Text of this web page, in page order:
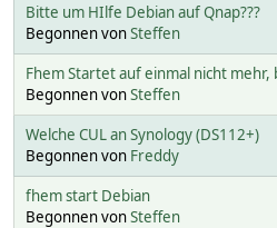
Bitte um HIlfe Debian auf Qnap???
Begonnen vonSteffen
Fhem Startet auf einmal nicht
Begonnen vonSteffen
Welche CUL an Synology (DS112+)
Begonnen von Freddy
fhem start Debian
Begonnen vonSteffen